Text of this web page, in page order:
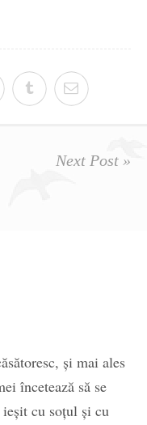
Next Post »
și mai ales
încetează să se
cu soțul și cu